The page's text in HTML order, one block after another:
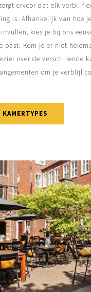
ervoor dat elk verblijf
is. Afhankelijk van hoe
kies je bij ons
past. Kom je er niet
over de verschillende
om je verblijf